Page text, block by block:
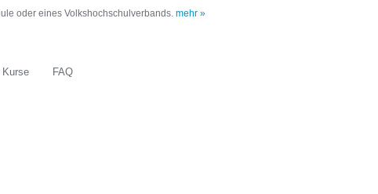
oder eines Volkshochschulverbands. mehr »
Kurse FAQ